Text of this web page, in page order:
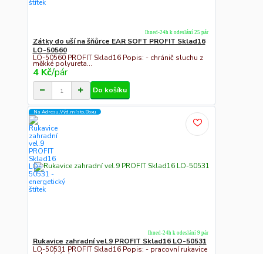
Zátky do uší na šňůrce EAR SOFT PROFIT Sklad16
LO-50560
LO-50560 PROFIT Sklad16 Popis: - chránič sluchu z
měkké polyureta...
4 Kč/pár
Ihned-24h k odeslání 25 pár
Do košíku
Na Adresu,Výd.místo,Boxu
Rukavice zahradní vel.9 PROFIT Sklad16 LO-50531
LO-50531 PROFIT Sklad16 Popis: - pracovní rukavice
Ihned-24h k odeslání 9 pár